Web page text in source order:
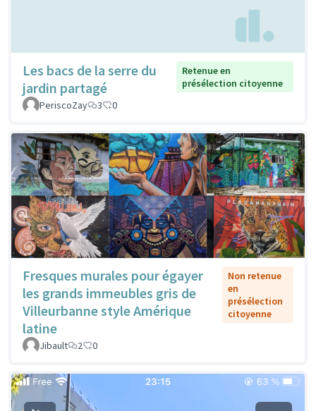
Les bacs de la serre du
jardin partagé
Retenue en
présélection citoyenne
PeriscoZay
3 0
Fresques murales pour égayer
les grands immeubles gris de
Villeurbanne style Amérique
latine
Non retenue
en
présélection
citoyenne
Jibault 2 0